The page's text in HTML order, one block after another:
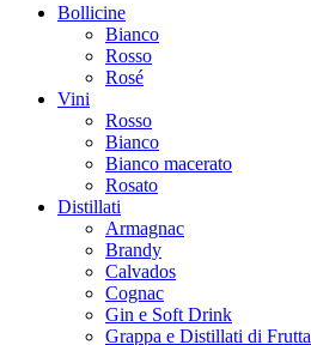
Bollicine
Bianco
Rosso
Rosé
Vini
Rosso
Bianco
Bianco macerato
Rosato
Distillati
Armagnac
Brandy
Calvados
Cognac
Gin e Soft Drink
Grappa e Distillati di Frutta